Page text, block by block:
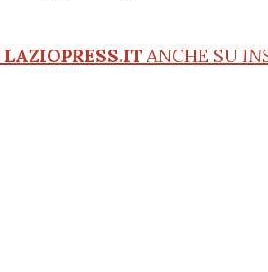
LAZIOPRESS.IT ANCHE SU